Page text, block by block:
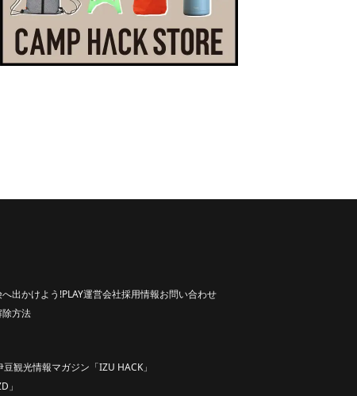
出かけよう!PLAY運営会社採用情報お問い合わせ
方法
豆観光情報マガジン「IZU HACK」
」